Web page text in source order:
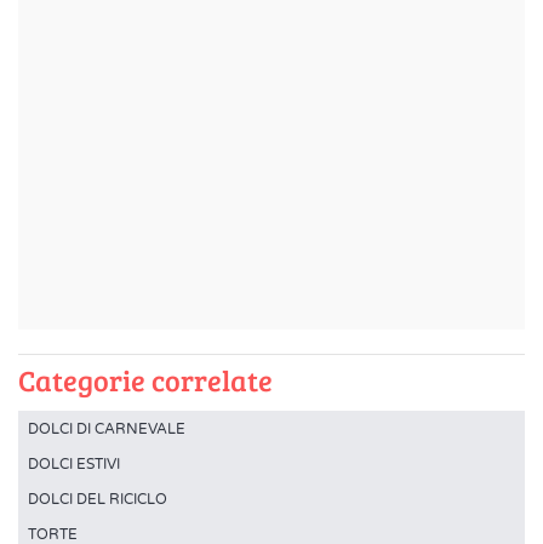
Categorie correlate
DOLCI DI CARNEVALE
DOLCI ESTIVI
DOLCI DEL RICICLO
TORTE